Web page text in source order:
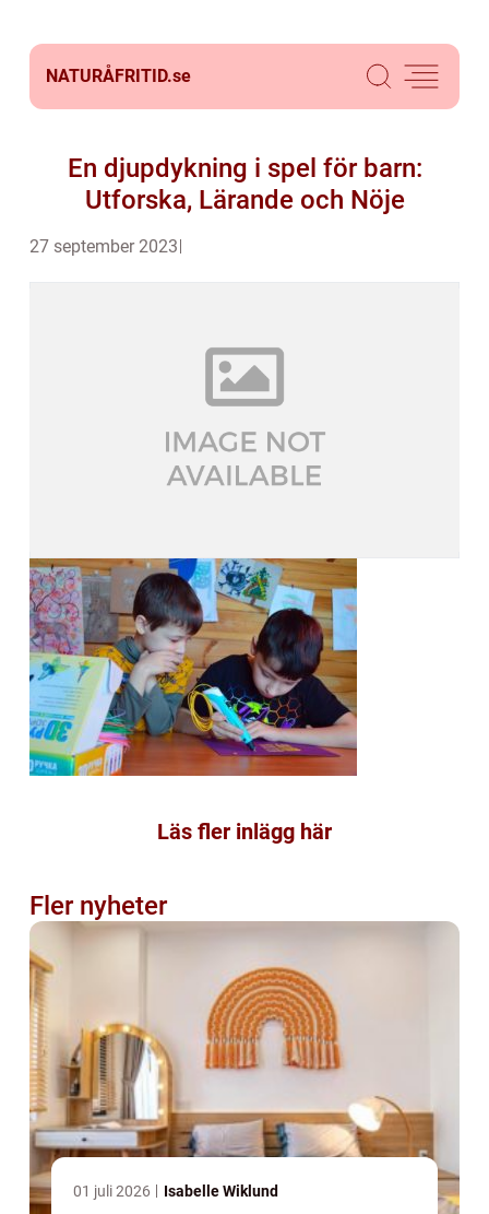
NATURÅFRITID.se
En djupdykning i spel för barn:
Utforska, Lärande och Nöje
27 september 2023
Läs fler inlägg här
Fler nyheter
01 juli 2026 Isabelle Wiklund